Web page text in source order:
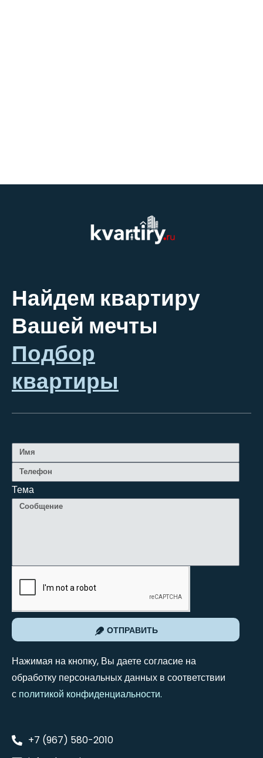
Найдем квартиру
Вашей мечты
Подбор
квартиры
Тема
ОТПРАВИТЬ
Нажимая на кнопку, Вы даете согласие на
обработку персональных данных в соответствии
с политикой конфиденциальности.
+7 (967) 580-2010